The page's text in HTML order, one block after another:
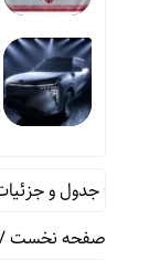
صفحه نخست/